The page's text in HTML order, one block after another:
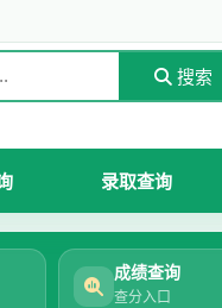
搜索
录取查询
成绩查询
查分入口